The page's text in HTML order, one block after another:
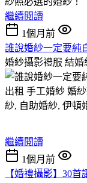
繼續閱讀
1個月前
誰說婚紗一定要純
婚紗攝影禮服 結婚
繼續閱讀
1個月前
【婚禮攝影】30